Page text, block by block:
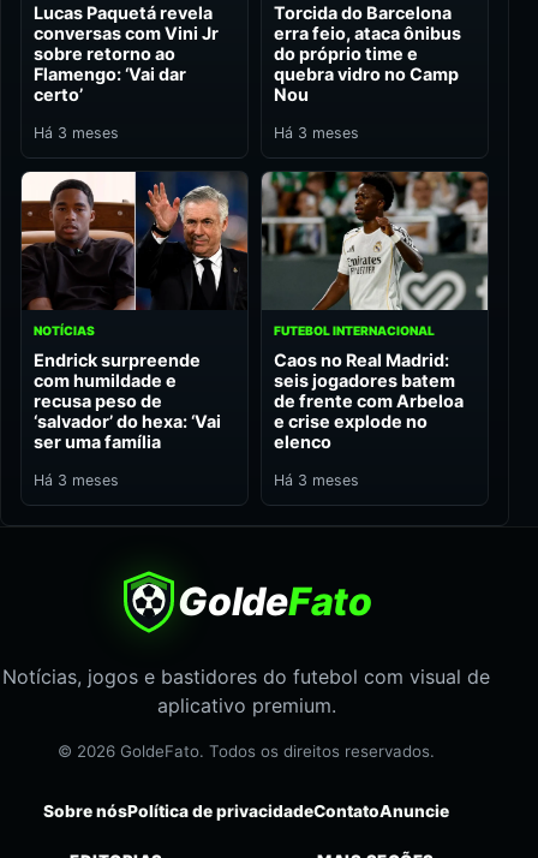
Lucas Paquetá revela
conversas com Vini Jr
sobre retorno ao
Flamengo: ‘Vai dar
certo’
Há 3 meses
Torcida do Barcelona
erra feio, ataca ônibus
do próprio time e
quebra vidro no Camp
Nou
Há 3 meses
NOTÍCIAS
Endrick surpreende
com humildade e
recusa peso de
‘salvador’ do hexa: ‘Vai
ser uma família
Há 3 meses
FUTEBOL INTERNACIONAL
Caos no Real Madrid:
seis jogadores batem
de frente com Arbeloa
e crise explode no
elenco
Há 3 meses
GoldeFato
Notícias, jogos e bastidores do futebol com visual de
aplicativo premium.
© 2026 GoldeFato. Todos os direitos reservados.
Sobre nósPolítica de privacidadeContatoAnuncie